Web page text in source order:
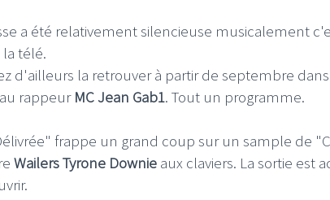
a été relativement silencieuse musicalement
télé.
d'ailleurs la retrouver à partir de septembre
rappeur MC Jean Gab1. Tout un programme.
frappe un grand coup sur un sample de
Wailers Tyrone Downie aux claviers. La sortie est